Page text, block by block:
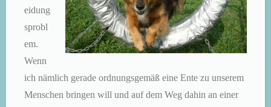
eidung
sprobl
em.
Wenn
ich nämlich gerade ordnungsgemäß eine Ente zu unserem
Menschen bringen will und auf dem Weg dahin an einer